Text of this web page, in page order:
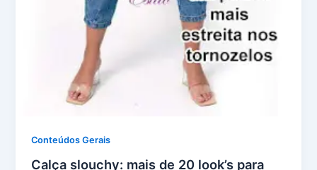
Conteúdos Gerais
Calça slouchy: mais de 20 look’s para